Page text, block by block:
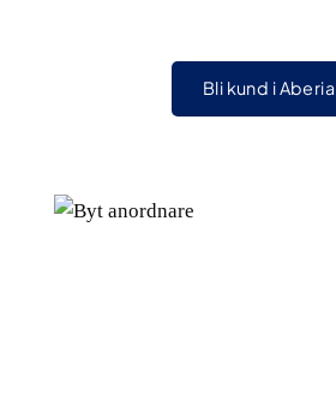
Bli kund i Aberia